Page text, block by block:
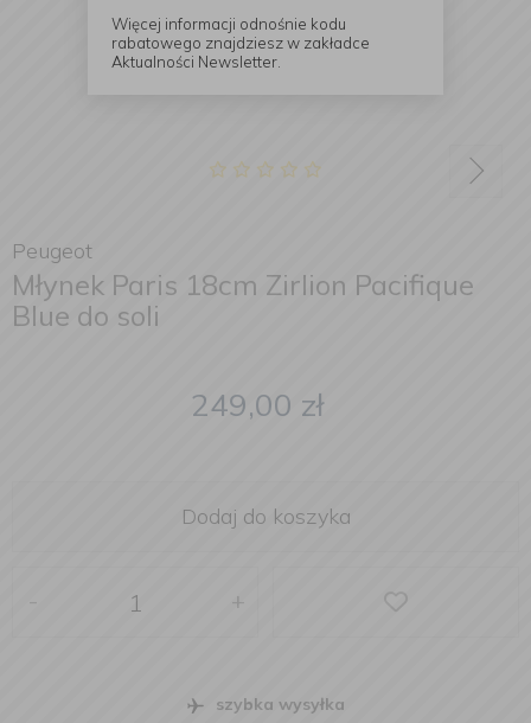
Peugeot
Młynek Paris 18cm Zirlion Pacifique
Blue do soli
249,00 zł
Dodaj do koszyka
+
szybka wysyłka
Więcej informacji odnośnie kodu
rabatowego znajdziesz w zakładce
Aktualności Newsletter.